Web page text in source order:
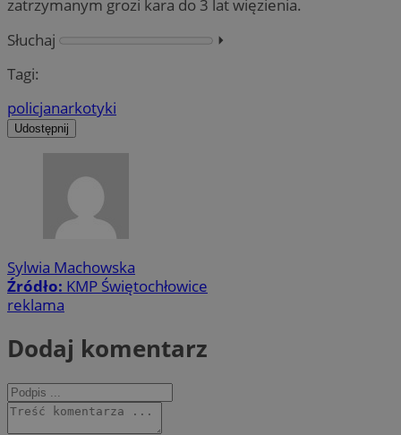
zatrzymanym grozi kara do 3 lat więzienia.
Słuchaj
⏵︎
Tagi:
policjanarkotyki
Udostępnij
Sylwia Machowska
Źródło: KMP Świętochłowice
reklama
Dodaj komentarz